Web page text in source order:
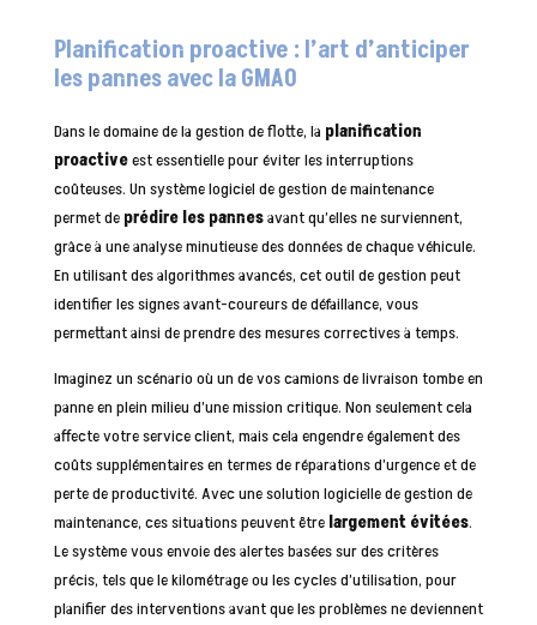
Planification proactive : l’art d’anticiper
les pannes avec la GMAO
Dans le domaine de la gestion de flotte, la planification
proactiveest essentielle pour éviter les interruptions
coûteuses. Un système logiciel de gestion de maintenance
permet de prédire les pannesavant qu’elles ne surviennent,
grâce à une analyse minutieuse des données de chaque véhicule.
En utilisant des algorithmes avancés, cet outil de gestion peut
identifier les signes avant-coureurs de défaillance, vous
permettant ainsi de prendre des mesures correctives à temps.
Imaginez un scénario où un de vos camions de livraison tombe en
panne en plein milieu d’une mission critique. Non seulement cela
affecte votre service client, mais cela engendre également des
coûts supplémentaires en termes de réparations d’urgence et de
perte de productivité. Avec une solution logicielle de gestion de
maintenance, ces situations peuvent être largement évitées.
Le système vous envoie des alertes basées sur des critères
précis, tels que le kilométrage ou les cycles d’utilisation, pour
planifier des interventions avant que les problèmes ne deviennent